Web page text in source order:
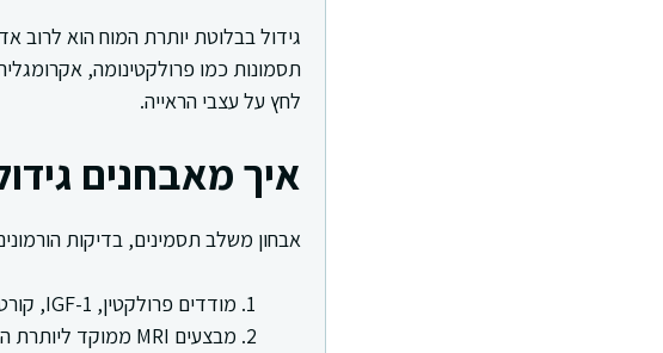
גידול בבלוטת יותרת המוח הוא לרוב
תסמונות כמו פרולקטינומה,
לחץ על עצבי הראייה.
איך מאבחנים
אבחון משלב תסמינים, בדיקות
מודדים פרולקטין, IGF-1, קורטיזול, TSH והורמוני מין
מבצעים MRI ממוקד ליותרת המוח עם ניגוד